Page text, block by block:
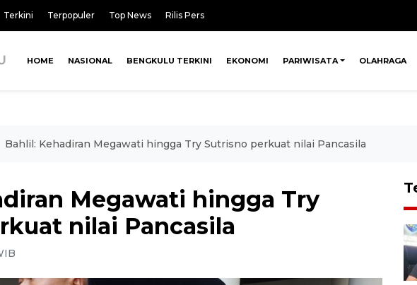
Terkini Terpopuler Top News Rilis Pers
HOME NASIONAL BENGKULU TERKINI EKONOMI PARIWISATA OLAHRAGA
Bahlil: Kehadiran Megawati hingga Try Sutrisno perkuat nilai Pancasila
Megawati hingga Try
nilai Pancasila